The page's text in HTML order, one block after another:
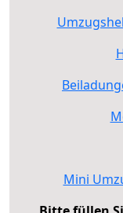
Mini